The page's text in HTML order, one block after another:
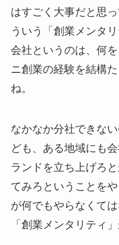
はすごく大事だと思
ういう「創業メンタ
会社というのは、何
ニ創業の経験を結構
ね。
なかなか分社できな
ども、ある地域にも
ランドを立ち上げろ
てみろということを
が何でもやらなくて
「創業メンタリティ